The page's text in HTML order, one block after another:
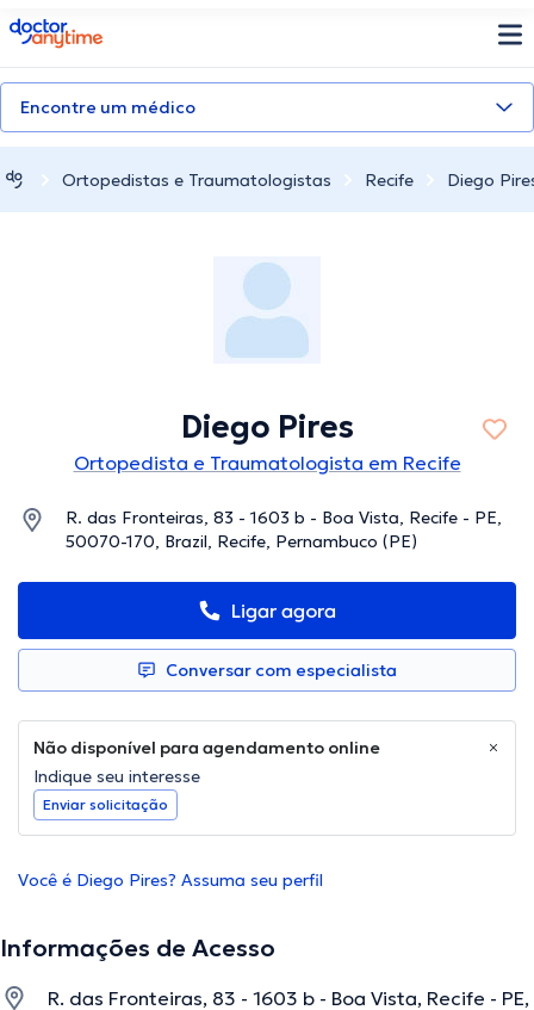
doctoranytime
Encontre um médico
Ortopedistas e Traumatologistas Recife Diego
Diego Pires
Ortopedista e Traumatologista em Recife
R. das Fronteiras, 83 - 1603 b - Boa Vista, Recife - PE,
50070-170, Brazil, Recife, Pernambuco (PE)
Ligar agora
Conversar com especialista
Não disponível para agendamento online
Indique seu interesse
Enviar solicitação
Você é Diego Pires? Assuma seu perfil
Informações de Acesso
R. das Fronteiras, 83 - 1603 b - Boa Vista, Recife - PE,